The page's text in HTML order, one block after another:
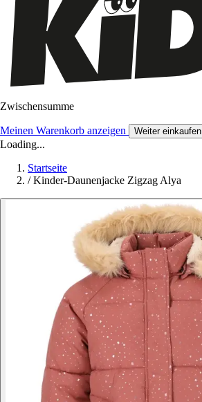
Zwischensumme
Meinen Warenkorb anzeigen Weiter einkaufen
Loading...
Startseite
/ Kinder-Daunenjacke Zigzag Alya